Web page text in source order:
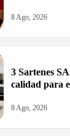
8 Ago, 2026
3 Sartenes
calidad para
8 Ago, 2026